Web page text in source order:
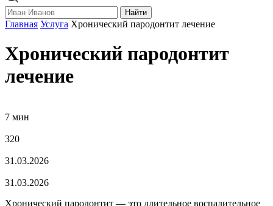
Найти
Главная Услуга Хронический пародонтит лечение
Хронический пародонтит
лечение
7 мин
320
31.03.2026
31.03.2026
Хронический пародонтит — это длительное воспалительное